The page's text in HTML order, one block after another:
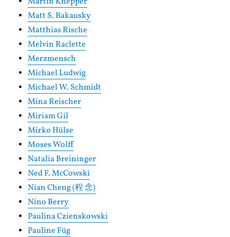
Matt S. Bakausky
Matthias Rische
Melvin Raclette
Merzmensch
Michael Ludwig
Michael W. Schmidt
Mina Reischer
Miriam Gil
Mirko Hülse
Moses Wolff
Natalia Breininger
Ned F. McCowski
Nian Cheng (程 念)
Nino Berry
Paulina Czienskowski
Pauline Füg